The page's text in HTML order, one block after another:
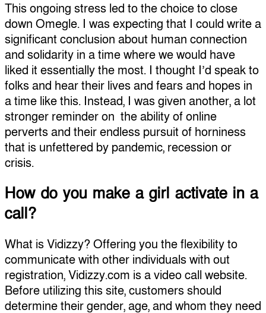
This ongoing stress led to the choice to close
down Omegle​. I was expecting that I could write a
significant conclusion about human connection
and solidarity in a time where we would have
liked it essentially the most. I thought I’d speak to
folks and hear their lives and fears and hopes in
a time like this. Instead, I was given another, a lot
stronger reminder on the ability of online
perverts and their endless pursuit of horniness
that is unfettered by pandemic, recession or
crisis.
How do you make a girl activate in a
call?
What is Vidizzy? Offering you the flexibility to
communicate with other individuals with out
registration, Vidizzy.com is a video call website.
Before utilizing this site, customers should
determine their gender, age, and whom they need